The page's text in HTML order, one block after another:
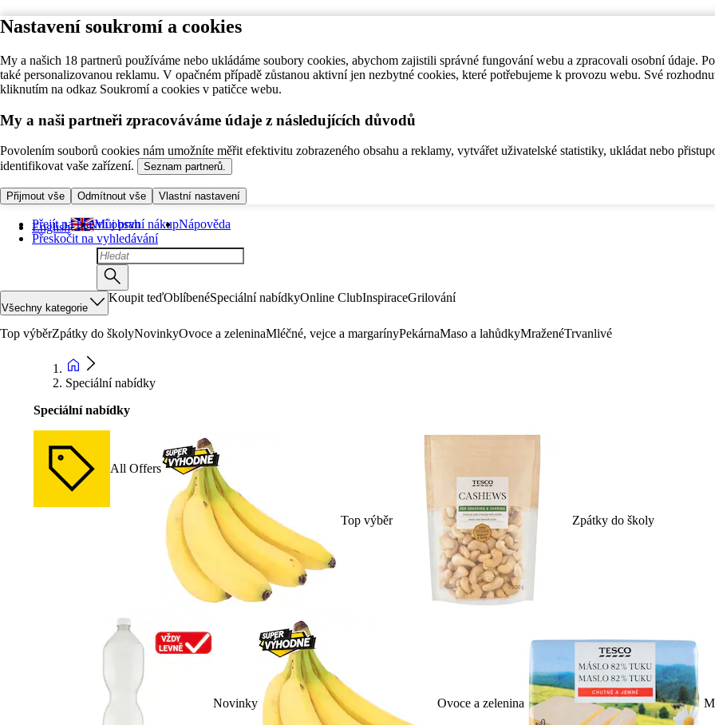
Nastavení soukromí a cookies
My a našich 18 partnerů používáme nebo ukládáme soubory cookies, abychom zajistili správné fungování webu a zpracovali osobní údaje.
také personalizovanou reklamu. V opačném případě zůstanou aktivní jen nezbytné cookies, které potřebujeme k provozu webu. Své
kliknutím na odkaz Soukromí a cookies v patičce webu.
My a naši partneři zpracováváme údaje z následujících důvodů
Povolením souborů cookies nám umožníte měřit efektivitu zobrazeného obsahu a reklamy, vytvářet uživatelské statistiky, ukládat nebo
identifikovat vaše zařízení.
Seznam partnerů.
Přijmout vše Odmítnout vše Vlastní nastavení
Přejít na hlavní obsah
Přeskočit na vyhledávání
English Můj první nákupNápověda
Všechny kategorie
Koupit teďOblíbenéSpeciální nabídkyOnline ClubInspiraceGrilování
Top výběrZpátky do školyNovinkyOvoce a zeleninaMléčné, vejce a margarínyPekárnaMaso a lahůdkyMraženéTrvanlivé
Speciální nabídky
Speciální nabídky
All Offers
Top výběr Zpátky do školy
Novinky Ovoce a zelenina